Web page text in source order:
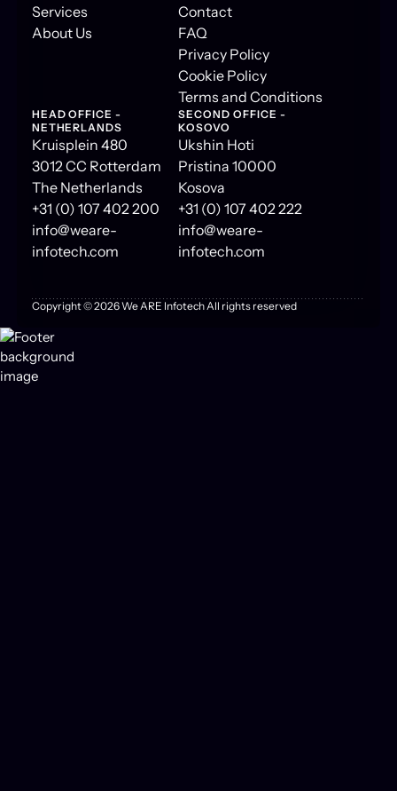
Services
About Us
Contact
FAQ
Privacy Policy
Cookie Policy
Terms and Conditions
HEAD OFFICE -
NETHERLANDS
Kruisplein 480
3012 CC Rotterdam
The Netherlands
+31 (0) 107 402 200
info@weare-
infotech.com
SECOND OFFICE -
KOSOVO
Ukshin Hoti
Pristina 10000
Kosova
+31 (0) 107 402 222
info@weare-
infotech.com
Copyright ©2026We ARE Infotech All rights reserved